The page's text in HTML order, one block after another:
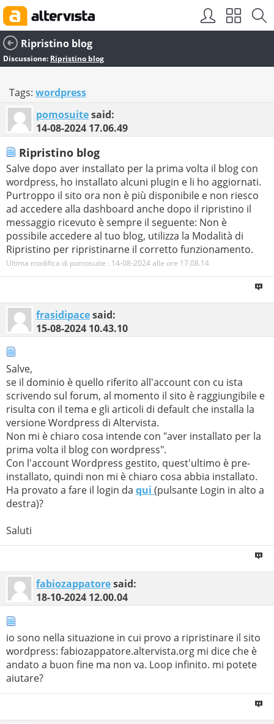
Ripristino blog
Discussione: Ripristino blog
Tags: wordpress
pomosuitesaid:
14-08-2024 17.06.49
Ripristino blog
Salve dopo aver installato per la prima volta il blog con
wordpress, ho installato alcuni plugin e li ho aggiornati.
Purtroppo il sito ora non è più disponibile e non riesco
ad accedere alla dashboard anche dopo il ripristino il
messaggio ricevuto è sempre il seguente: Non è
possibile accedere al tuo blog, utilizza la Modalità di
Ripristino per ripristinarne il corretto funzionamento.
Ultima modifica di pomosuite : 14-08-2024 alle ore 17.08.14
frasidipacesaid:
15-08-2024 10.43.10
Salve,
se il dominio è quello riferito all'account con cu ista
scrivendo sul forum, al momento il sito è raggiungibile e
risulta con il tema e gli articoli di default che installa la
versione Wordpress di Altervista.
Non mi è chiaro cosa intende con "aver installato per la
prima volta il blog con wordpress".
Con l'account Wordpress gestito, quest'ultimo è pre-
installato, quindi non mi è chiaro cosa abbia installato.
Ha provato a fare il login da qui (pulsante Login in alto a
destra)?
Saluti
fabiozappatoresaid:
18-10-2024 12.00.04
io sono nella situazione in cui provo a ripristinare il sito
wordpress: fabiozappatore.altervista.org mi dice che è
andato a buon fine ma non va. Loop infinito. mi potete
aiutare?